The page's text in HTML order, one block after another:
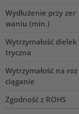
Wydłużenie przy zer
waniu (min.)
Wytrzymałość dielek
tryczna
Wytrzymałość na roz
ciąganie
Zgodność z ROHS